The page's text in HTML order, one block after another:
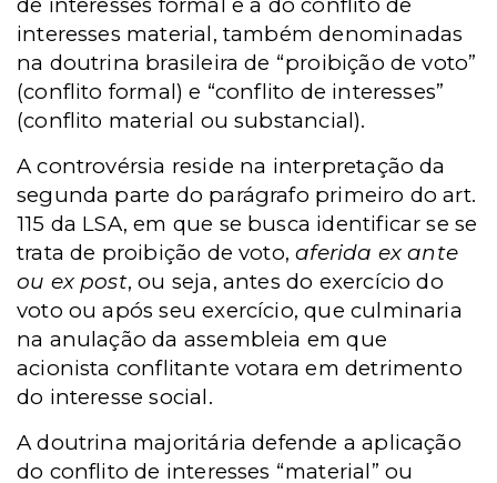
de interesses formal e a do conflito de
interesses material, também denominadas
na doutrina brasileira de “proibição de voto”
(conflito formal) e “conflito de interesses”
(conflito material ou substancial).
A controvérsia reside na interpretação da
segunda parte do parágrafo primeiro do art.
115 da LSA, em que se busca identificar se se
trata de proibição de voto,aferida ex ante
ou ex post, ou seja, antes do exercício do
voto ou após seu exercício, que culminaria
na anulação da assembleia em que
acionista conflitante votara em detrimento
do interesse social.
A doutrina majoritária defende a aplicação
do conflito de interesses “material” ou